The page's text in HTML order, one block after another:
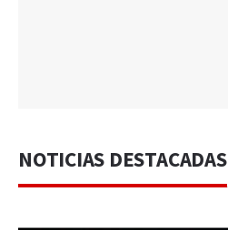
NOTICIAS DESTACADAS